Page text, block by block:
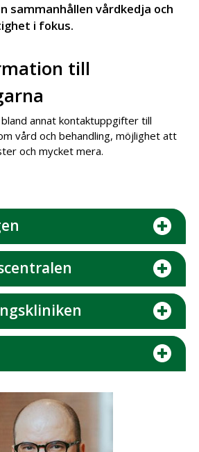
sammanhållen vårdkedja och
i fokus.
till
annat kontaktuppgifter till
vård och behandling, möjlighet att
och mycket mera.